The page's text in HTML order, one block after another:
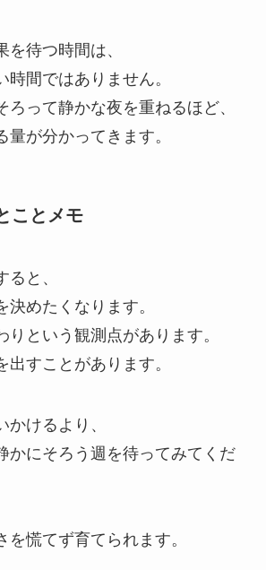
を待つ時間は、
時間ではありません。
ろって静かな夜を重ねるほど、
量が分かってきます。
ことメモ
と、
決めたくなります。
りという観測点があります。
出すことがあります。
けるより、
かにそろう週を待ってみてくだ
を慌てず育てられます。